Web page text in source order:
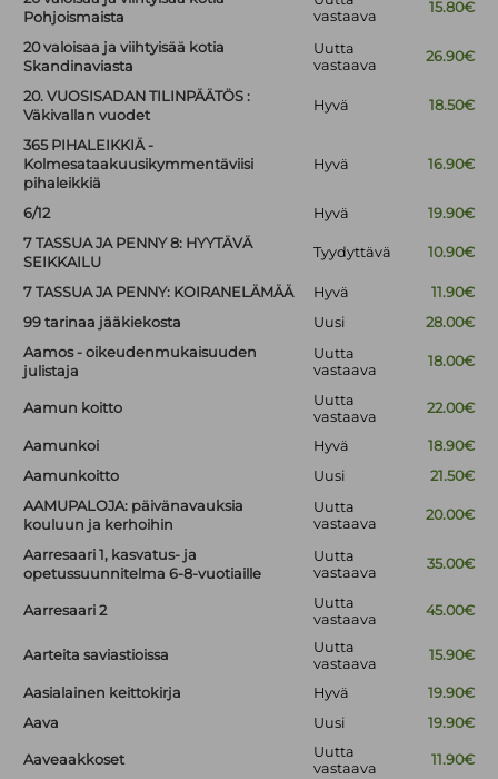
Pohjoismaista
vastaava
15.80€
20 valoisaa ja viihtyisää kotia
Skandinaviasta
Uutta
vastaava
26.90€
20. VUOSISADAN TILINPÄÄTÖS :
Väkivallan vuodet
Hyvä 18.50€
365 PIHALEIKKIÄ -
Kolmesataakuusikymmentäviisi
pihaleikkiä
Hyvä 16.90€
6/12 Hyvä
19.90€
7 TASSUA JA PENNY 8: HYYTÄVÄ
SEIKKAILU
Tyydyttävä 10.90€
7 TASSUA JA PENNY: KOIRANELÄMÄÄ Hyvä
11.90€
99 tarinaa jääkiekosta
Uusi
28.00€
Aamos - oikeudenmukaisuuden
julistaja
Uutta
vastaava
18.00€
Aamun koitto
Uutta
vastaava
22.00€
Aamunkoi Hyvä
18.90€
Aamunkoitto
Uusi
21.50€
AAMUPALOJA: päivänavauksia
kouluun ja kerhoihin
Uutta
vastaava
20.00€
Aarresaari 1, kasvatus- ja
opetussuunnitelma 6-8-vuotiaille
Uutta
vastaava
35.00€
Aarresaari 2
Uutta
vastaava
45.00€
Aarteita saviastioissa
Uutta
vastaava
15.90€
Aasialainen keittokirja Hyvä
19.90€
Aava
Uusi 19.90€
Aaveaakkoset
Uutta
vastaava
11.90€